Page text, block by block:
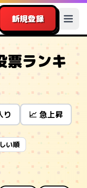
新規登録
票ランキ
り 📈 急上昇
い順